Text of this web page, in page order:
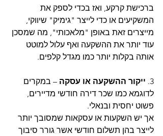
ברכישת קרקע, ואז בכדי לספק את
המשקיעים או כדי לייצר "גימיק" שיווקי,
מייצרים זאת באופן "מלאכותי", מה שמסכן
עוד יותר את ההשקעה ואף עלול למוטט
אותה בקלות יותר כמו מגדל קלפים.
3. ייקור ההשקעה או עסקה – במקרים
לדוגמא כמו שכר דירה חודשי מדיירים,
פשוט יחסית ובנאלי.
אך יש השקעות או עסקאות שמסובך יותר
לייצר בהן תשלום חודשי אשר גורר סיבוך